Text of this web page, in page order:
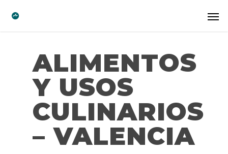
ALIMENTOS
Y USOS
CULINARIOS
– VALENCIA